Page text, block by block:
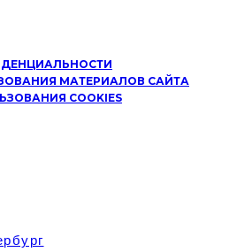
МАТЕРИАЛОВ САЙТА
COOKIES